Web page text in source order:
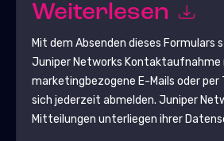
Weiterlesen
Mit dem Absenden dieses Formulars
Juniper Networks Kontaktaufnahme
marketingbezogene E-Mails oder per
sich jederzeit abmelden. Juniper
Mitteilungen unterliegen ihrer